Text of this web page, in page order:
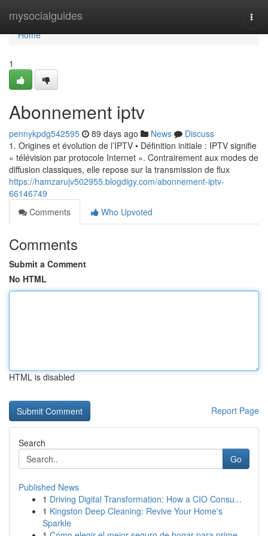
mysocialguides
Home
Home
1
Abonnement iptv
pennykpdg542595 89 days ago News
Discuss
1. Origines et évolution de l’IPTV • Définition initiale : IPTV signifie
« télévision par protocole Internet ». Contrairement aux modes de
diffusion classiques, elle repose sur la transmission de flux
https://hamzarujv502955.blogdigy.com/abonnement-iptv-
66146749
Comments
Who Upvoted
Comments
Submit a Comment
No HTML
HTML is disabled
Report Page
Search
Go
Published News
1 Driving Digital Transformation: How a CIO Consu...
1 Kingston Deep Cleaning: Revive Your Home's
Sparkle